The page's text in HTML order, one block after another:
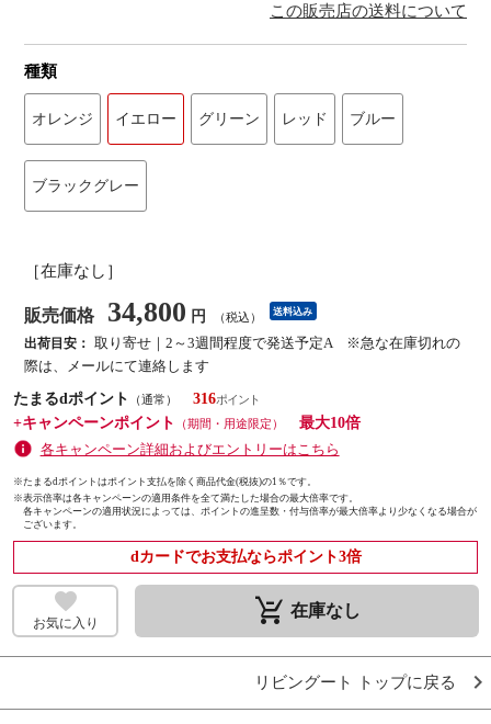
この販売店の送料について
種類
オレンジ イエロー グリーン レッド ブルー
ブラックグレー
［在庫なし］
販売価格 34,800 円 （税込） 送料込み
出荷目安： 取り寄せ｜2～3週間程度で発送予定A ※急な在庫切れの
際は、メールにて連絡します
たまるdポイント
（通常）
316
+キャンペーンポイント
（期間・用途限定）
最大10倍
各キャンペーン詳細およびエントリーはこちら
※たまるdポイントはポイント支払を除く商品代金(税抜)の1％です。
※表示倍率は各キャンペーンの適用条件を全て満たした場合の最大倍率です。
各キャンペーンの適用状況によっては、ポイントの進呈数・付与倍率が最大倍率より少なくなる場合が
ございます。
dカードでお支払ならポイント3倍
お気に入り remove_shopping_cart 在庫なし
リビングート トップに戻る